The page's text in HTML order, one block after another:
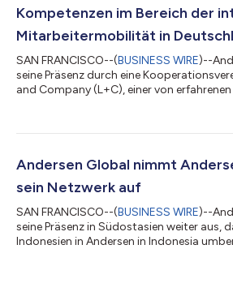
Kompetenzen im Bereich der
Mitarbeitermobilität in
SAN FRANCISCO--(BUSINESS WIRE)--
seine Präsenz durch eine
and Company (L+C), einer von
Compliance, grenzüberschreitende
seinen Hauptsitz in Deutschland und ist
Andersen Global nimmt
sein Netzwerk auf
SAN FRANCISCO--(BUSINESS WIRE)--
seine Präsenz in Südostasien weiter aus,
Indonesien in Andersen in Indonesia